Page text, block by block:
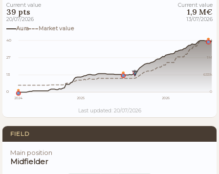
Current value
39 pts
20/07/2026
Current value
1,9 M€
13/07/2026
Aura
Market value
40
27
13
0
2M
1M
633k
0
2024 2025 2026
Last updated: 20/07/2026
FIELD
Main position
Midfielder